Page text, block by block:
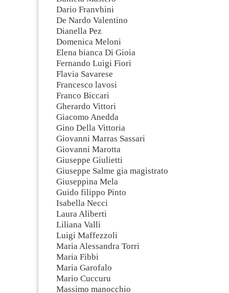
Dario Franvhini
De Nardo Valentino
Dianella Pez
Domenica Meloni
Elena bianca Di Gioia
Fernando Luigi Fiori
Flavia Savarese
Francesco lavosi
Franco Biccari
Gherardo Vittori
Giacomo Anedda
Gino Della Vittoria
Giovanni Marras Sassari
Giovanni Marotta
Giuseppe Giulietti
Giuseppe Salme gia magistrato
Giuseppina Mela
Guido filippo Pinto
Isabella Necci
Laura Aliberti
Liliana Valli
Luigi Maffezzoli
Maria Alessandra Torri
Maria Fibbi
Maria Garofalo
Mario Cuccuru
Massimo manocchio